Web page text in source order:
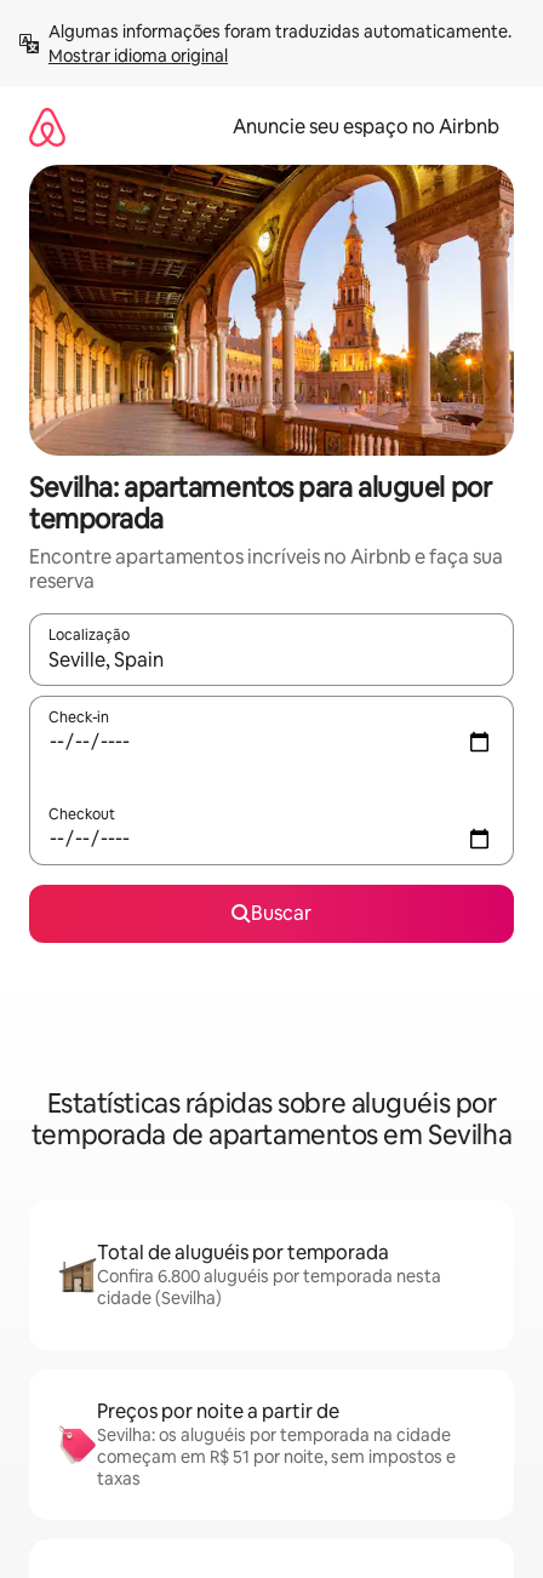
para
Mostrar idioma original
Anuncie seu espaço no Airbnb
Sevilha: apartamentos para aluguel por
temporada
Encontre apartamentos incríveis no Airbnb e faça sua
reserva
Localização
Quando os resultados estiverem disponíveis, explore-os
Check-in
Checkout
Buscar
Estatísticas rápidas sobre aluguéis por
temporada de apartamentos em Sevilha
Total de aluguéis por temporada
Confira 6.800 aluguéis por temporada nesta
cidade (Sevilha)
Preços por noite a partir de
Sevilha: os aluguéis por temporada na cidade
começam em R$ 51 por noite, sem impostos e
taxas